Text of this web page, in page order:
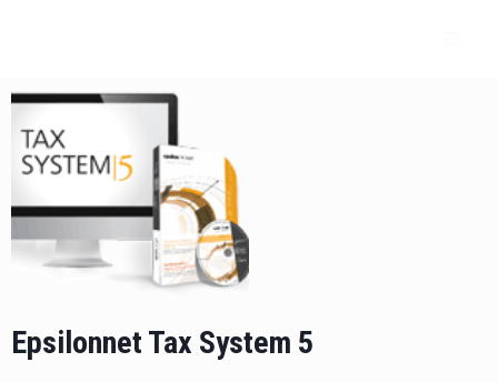
Epsilonnet Tax System 5